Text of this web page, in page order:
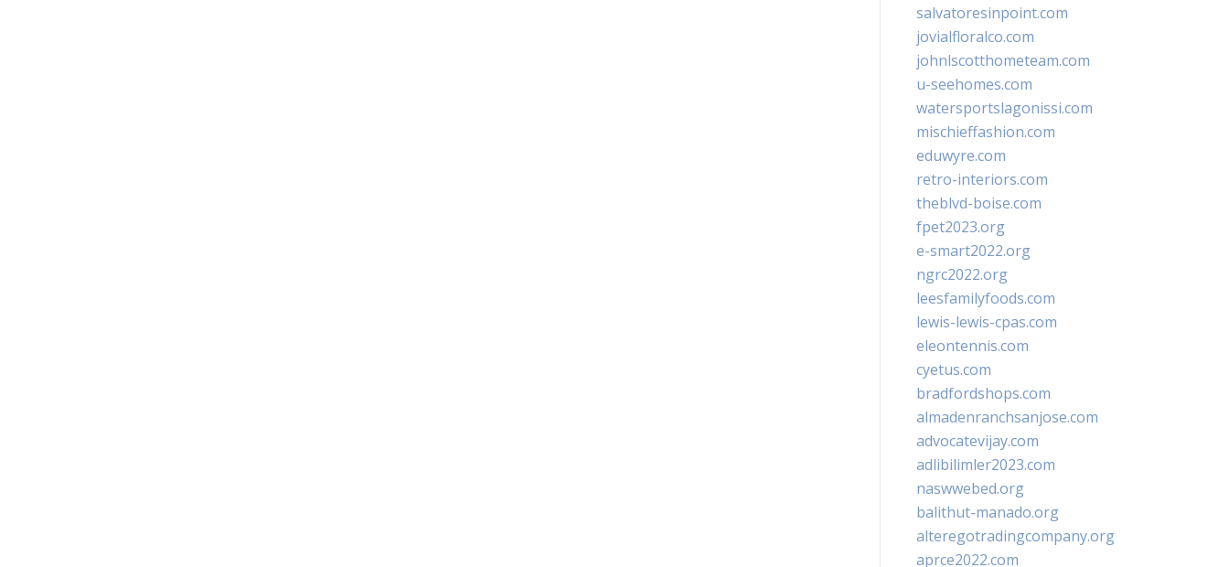
salvatoresinpoint.com
jovialfloralco.com
johnlscotthometeam.com
u-seehomes.com
watersportslagonissi.com
mischieffashion.com
eduwyre.com
retro-interiors.com
theblvd-boise.com
fpet2023.org
e-smart2022.org
ngrc2022.org
leesfamilyfoods.com
lewis-lewis-cpas.com
eleontennis.com
cyetus.com
bradfordshops.com
almadenranchsanjose.com
advocatevijay.com
adlibilimler2023.com
naswwebed.org
balithut-manado.org
alteregotradingcompany.org
aprce2022.com